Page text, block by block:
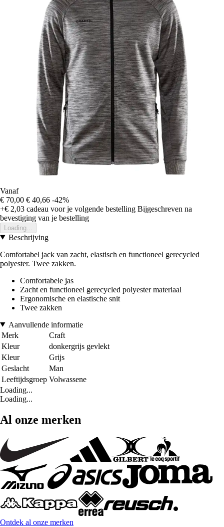
Vanaf
€ 70,00 € 40,66 -42%
+€ 2,03 cadeau voor je volgende bestelling Bijgeschreven na
bevestiging van je bestelling
Loading...
Beschrijving
Comfortabel jack van zacht, elastisch en functioneel gerecycled
polyester. Twee zakken.
Comfortabele jas
Zacht en functioneel gerecycled polyester materiaal
Ergonomische en elastische snit
Twee zakken
Aanvullende informatie
Merk
Craft
Kleur
donkergrijs gevlekt
Kleur
Grijs
Geslacht
Man
Leeftijdsgroep Volwassene
Loading...
Loading...
Al onze merken
Ontdek al onze merken